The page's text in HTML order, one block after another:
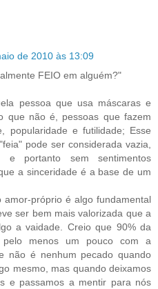
de 2010 às 13:09
FEIO em alguém?"
pessoa que usa máscaras e
que não é, pessoas que fazem
popularidade e futilidade; Esse
pode ser considerada vazia,
e portanto sem sentimentos
a sinceridade é a base de um
próprio é algo fundamental
ser bem mais valorizada que a
a vaidade. Creio que 90% da
pelo menos um pouco com a
não é nenhum pecado quando
mesmo, mas quando deixamos
e passamos a mentir para nós